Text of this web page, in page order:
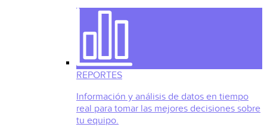
REPORTES
Información y análisis de datos en tiempo
real para tomar las mejores decisiones sobre
tu equipo.